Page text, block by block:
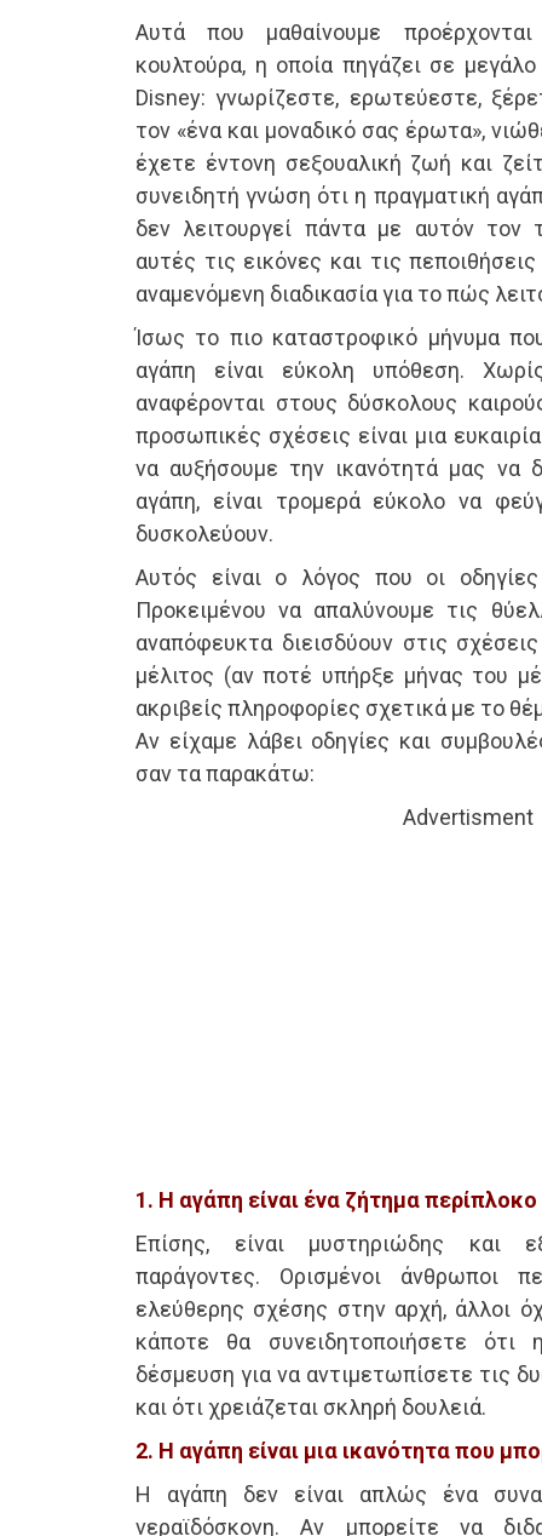
Αυτά που μαθαίνουμε
κουλτούρα, η οποία πηγάζει σε
Disney: γνωρίζεστε, ερωτεύεστε,
τον «ένα και μοναδικό σας έρωτα»,
έχετε έντονη σεξουαλική ζωή και
συνειδητή γνώση ότι η πραγματική
δεν λειτουργεί πάντα με αυτόν τον
αυτές τις εικόνες και τις
αναμενόμενη διαδικασία για το πώς
Ίσως το πιο καταστροφικό μήνυμα
αγάπη είναι εύκολη υπόθεση.
αναφέρονται στους δύσκολους
προσωπικές σχέσεις είναι μια
να αυξήσουμε την ικανότητά μας να
αγάπη, είναι τρομερά εύκολο να
δυσκολεύουν.
Αυτός είναι ο λόγος που οι
Προκειμένου να απαλύνουμε τις
αναπόφευκτα διεισδύουν στις
μέλιτος (αν ποτέ υπήρξε μήνας του
ακριβείς πληροφορίες σχετικά με το
Αν είχαμε λάβει οδηγίες και
σαν τα παρακάτω:
Advertisment
1. Η αγάπη είναι ένα ζήτημα
Επίσης, είναι μυστηριώδης και
παράγοντες. Ορισμένοι άνθρωποι
ελεύθερης σχέσης στην αρχή, άλλοι
κάποτε θα συνειδητοποιήσετε ότι
δέσμευση για να αντιμετωπίσετε τις
και ότι χρειάζεται σκληρή δουλειά.
2. Η αγάπη είναι μια ικανότητα που
Η αγάπη δεν είναι απλώς ένα
νεραϊδόσκονη. Αν μπορείτε να